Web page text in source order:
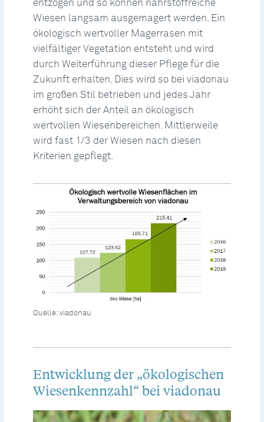
entzogen und so können nährstoffreiche
Wiesen langsam ausgemagert werden. Ein
ökologisch wertvoller Magerrasen mit
vielfältiger Vegetation entsteht und wird
durch Weiterführung dieser Pflege für die
Zukunft erhalten. Dies wird so bei viadonau
im großen Stil betrieben und jedes Jahr
erhöht sich der Anteil an ökologisch
wertvollen Wiesenbereichen. Mittlerweile
wird fast 1/3 der Wiesen nach diesen
Kriterien gepflegt.
Quelle: viadonau
Entwicklung der „ökologischen
Wiesenkennzahl“ bei viadonau